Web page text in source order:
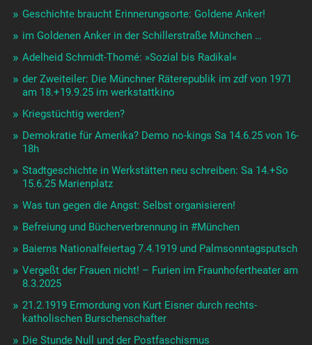
Geschichte braucht Erinnerungsorte: Goldene Anker!
im Goldenen Anker in der Schillerstraße München …
Adelheid Schmidt-Thomé: »Sozial bis Radikal«
der Zweiteiler: Die Münchner Räterepublik im zdf von 1971
am 18.+19.9.25 im werkstattkino
Kriegstüchtig werden?
Demokratie für Amerika? Demo no-kings Sa 14.6.25 von 16-
18h
Stadtgeschichte in Werkstätten neu schreiben: Sa 14.+So
15.6.25 Marienplatz
Was tun gegen die Angst: Selbst organisieren!
Befreiung und Bücherverbrennung in #München
Baierns Nationalfeiertag 7.4.1919 und Palmsonntagsputsch
Vergeßt der Frauen nicht! – Furien im Fraunhofertheater am
8.3.2025
21.2.1919 Ermordung von Kurt Eisner durch rechts-
katholischen Burschenschafter
Die Stunde Null und der Postfaschismus